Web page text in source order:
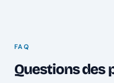
FAQ
Questions